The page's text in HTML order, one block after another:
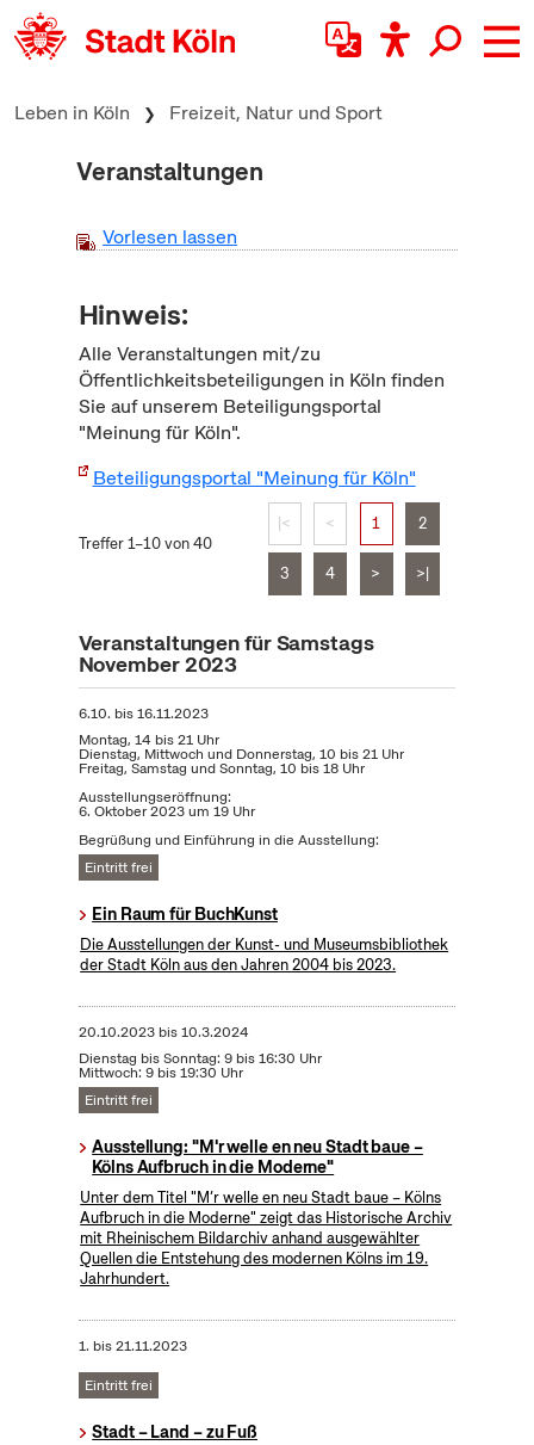
zum Inhalt springen
Leben in Köln Freizeit, Natur und Sport
Veranstaltungen
Vorlesen lassen
Hinweis:
Alle Veranstaltungen mit/zu
Öffentlichkeitsbeteiligungen in Köln finden
Sie auf unserem Beteiligungsportal
"Meinung für Köln".
Beteiligungsportal "Meinung für Köln"
Treffer 1–10 von 40
|< < 1 2
3 4 > >|
Veranstaltungen für Samstags
November 2023
6.10. bis16.11.2023
Montag, 14 bis 21 Uhr
Dienstag, Mittwoch und Donnerstag, 10 bis 21 Uhr
Freitag, Samstag und Sonntag, 10 bis 18 Uhr
Ausstellungseröffnung:
6. Oktober 2023 um 19 Uhr
Begrüßung und Einführung in die Ausstellung:
Eintritt frei
Ein Raum für BuchKunst
Die Ausstellungen der Kunst- und Museumsbibliothek
der Stadt Köln aus den Jahren 2004 bis 2023.
20.10.2023bis10.3.2024
Dienstag bis Sonntag: 9 bis 16:30 Uhr
Mittwoch: 9 bis 19:30 Uhr
Eintritt frei
Ausstellung: "M'r welle en neu Stadt baue –
Kölns Aufbruch in die Moderne"
Unter dem Titel "M’r welle en neu Stadt baue – Kölns
Aufbruch in die Moderne" zeigt das Historische Archiv
mit Rheinischem Bildarchiv anhand ausgewählter
Quellen die Entstehung des modernen Kölns im 19.
Jahrhundert.
1. bis21.11.2023
Eintritt frei
Stadt – Land – zu Fuß